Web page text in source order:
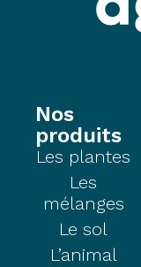
Nos
produits
Les plantes
Les
mélanges
Le sol
L’animal